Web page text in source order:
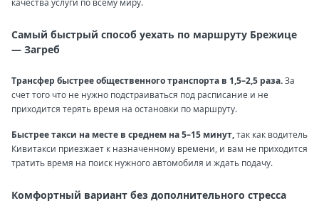
качества услуги по всему миру.
Самый быстрый способ уехать по маршруту Брежице
— Загреб
Трансфер быстрее общественного транспорта в 1,5–2,5 раза.За
счет того что не нужно подстраиваться под расписание и не
приходится терять время на остановки по маршруту.
Быстрее такси на месте в среднем на 5–15 минут,так как водитель
Кивитакси приезжает к назначенному времени, и вам не приходится
тратить время на поиск нужного автомобиля и ждать подачу.
Комфортный вариант без дополнительного стресса